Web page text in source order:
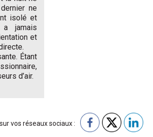
ne
isolé et
jamais
et
Étant
d’air.
vos réseaux sociaux :